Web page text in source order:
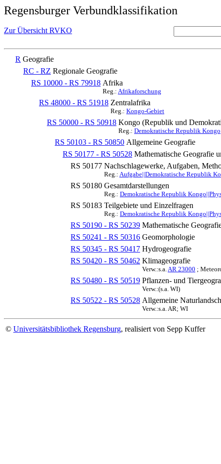
Regensburger Verbundklassifikation
Zur Übersicht RVKO
R Geografie
RC - RZ Regionale Geografie
RS 10000 - RS 79918 Afrika
Reg.: Afrikaforschung
RS 48000 - RS 51918 Zentralafrika
Reg.: Kongo-Gebiet
RS 50000 - RS 50918 Kongo (Republik und
Reg.: Demokratische Republik
RS 50103 - RS 50850 Allgemeine Geografie
RS 50177 - RS 50528 Mathematische Geografie
RS 50177 Nachschlagewerke, Aufgaben,
Reg.: Aufgabe||Demokratische Republik
RS 50180 Gesamtdarstellungen
Reg.: Demokratische Republik
RS 50183 Teilgebiete und Einzelfragen
Reg.: Demokratische Republik
RS 50190 - RS 50239 Mathematische
RS 50241 - RS 50316 Geomorphologie
RS 50345 - RS 50417 Hydrogeografie
RS 50420 - RS 50462 Klimageografie
Verw.:s.a.AR 23000 ;
RS 50480 - RS 50519 Pflanzen- und
Verw.:(s.a. WI)
RS 50522 - RS 50528 Allgemeine
Verw.:s.a. AR; WI
© Universitätsbibliothek Regensburg, realisiert von Sepp Kuffer